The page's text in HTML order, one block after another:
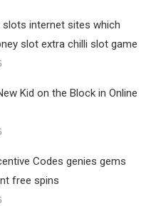
internet sites which
slot extra chilli slot game
Kid on the Block in Online
Codes genies gems
free spins